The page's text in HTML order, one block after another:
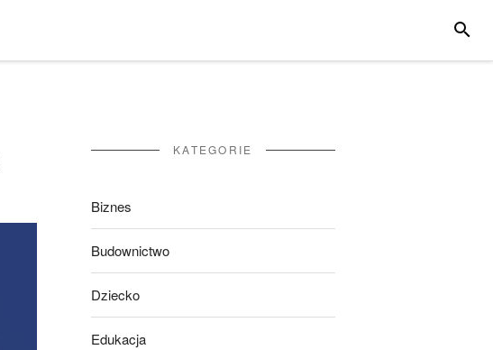
KATEGORIE
Biznes
Budownictwo
Dziecko
Edukacja